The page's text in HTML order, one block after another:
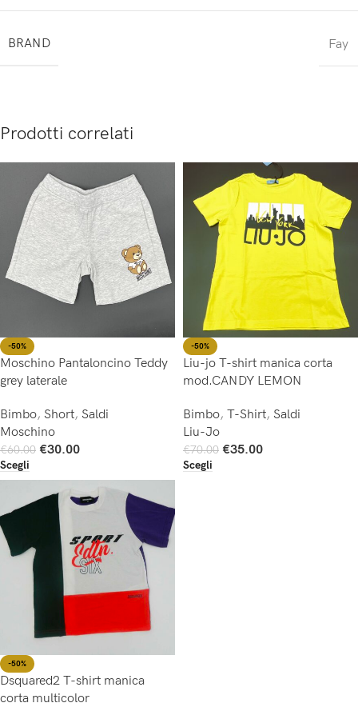
BRAND Fay
Prodotti correlati
-50%
Moschino Pantaloncino Teddy
grey laterale
Bimbo, Short, Saldi
Moschino
€60.00 €30.00
Scegli
-50%
Liu-jo T-shirt manica corta
mod.CANDY LEMON
Bimbo, T-Shirt, Saldi
Liu-Jo
€70.00 €35.00
Scegli
-50%
Dsquared2 T-shirt manica
corta multicolor